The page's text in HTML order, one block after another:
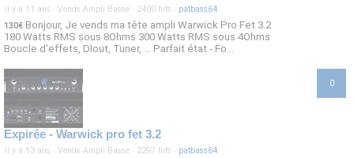
il y a 11 ans · Vends Ampli Basse · 2400 hits · patbass64
130€ Bonjour, Je vends ma tête ampli Warwick Pro Fet 3.2
180 Watts RMS sous 8Ohms 300 Watts RMS sous 4Ohms
Boucle d'effets, DIout, Tuner, ... Parfait état - Fo...
0
Expirée - Warwick pro fet 3.2
il y a 13 ans · Vends Ampli Basse · 2297 hits · patbass64